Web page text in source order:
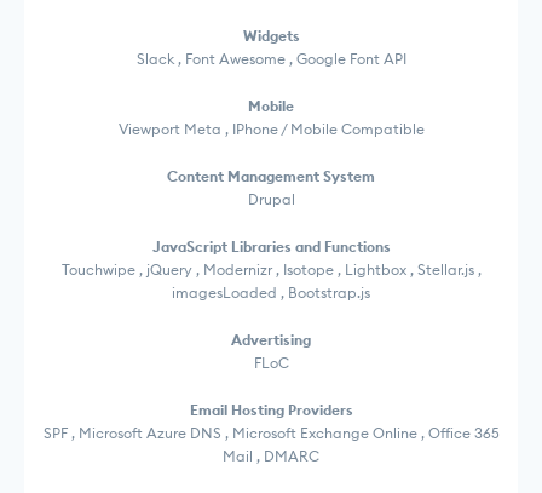
Widgets
Slack , Font Awesome , Google Font API
Mobile
Viewport Meta , IPhone / Mobile Compatible
Content Management System
Drupal
JavaScript Libraries and Functions
Touchwipe , jQuery , Modernizr , Isotope , Lightbox , Stellar.js ,
imagesLoaded , Bootstrap.js
Advertising
FLoC
Email Hosting Providers
SPF , Microsoft Azure DNS , Microsoft Exchange Online , Office 365
Mail , DMARC